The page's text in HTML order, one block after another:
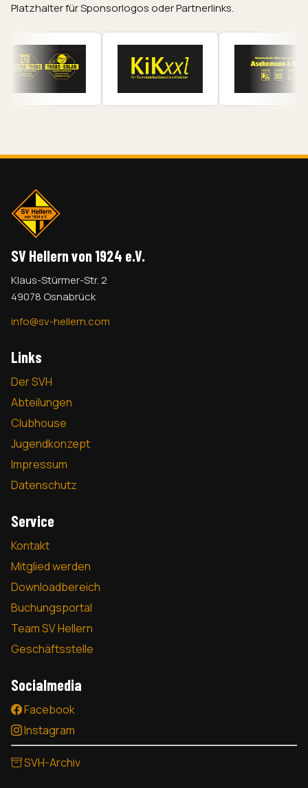
Platzhalter für Sponsorlogos oder Partnerlinks.
SV Hellern von 1924 e.V.
Klaus-Stürmer-Str. 2
49078 Osnabrück
info@sv-hellern.com
Links
Der SVH
Abteilungen
Clubhouse
Jugendkonzept
Impressum
Datenschutz
Service
Kontakt
Mitglied werden
Downloadbereich
Buchungsportal
Team SV Hellern
Geschäftsstelle
Socialmedia
Facebook
Instagram
SVH-Archiv